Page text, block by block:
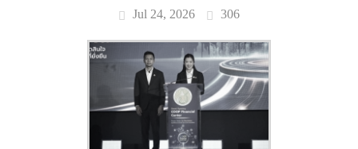
Jul 24, 2026 306